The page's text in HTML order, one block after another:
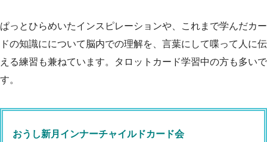
ぱっとひらめいたインスピレーションや、これまで学んだカー
ドの知識にについて脳内での理解を、言葉にして喋って人に伝
える練習も兼ねています。タロットカード学習中の方も多いで
す。
おうし新月インナーチャイルドカード会